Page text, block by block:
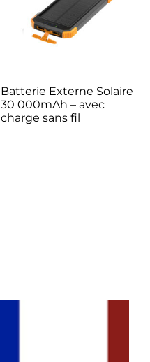
Batterie Externe Solaire
30 000mAh – avec
charge sans fil